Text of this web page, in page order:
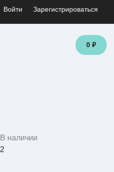
Войти Зарегистрироваться
0 ₽
В наличии
2